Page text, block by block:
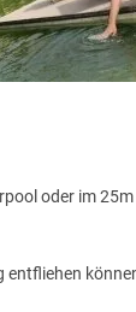
oder im